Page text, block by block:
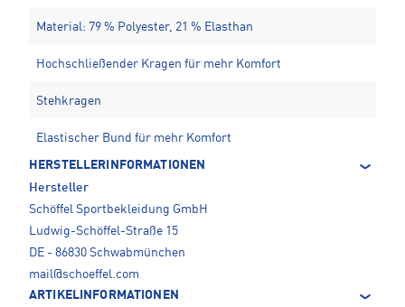
Material: 79 % Polyester, 21 % Elasthan
Hochschließender Kragen für mehr Komfort
Stehkragen
Elastischer Bund für mehr Komfort
HERSTELLERINFORMATIONEN
Hersteller
Schöffel Sportbekleidung GmbH
Ludwig-Schöffel-Straße 15
DE - 86830 Schwabmünchen
mail@schoeffel.com
ARTIKELINFORMATIONEN